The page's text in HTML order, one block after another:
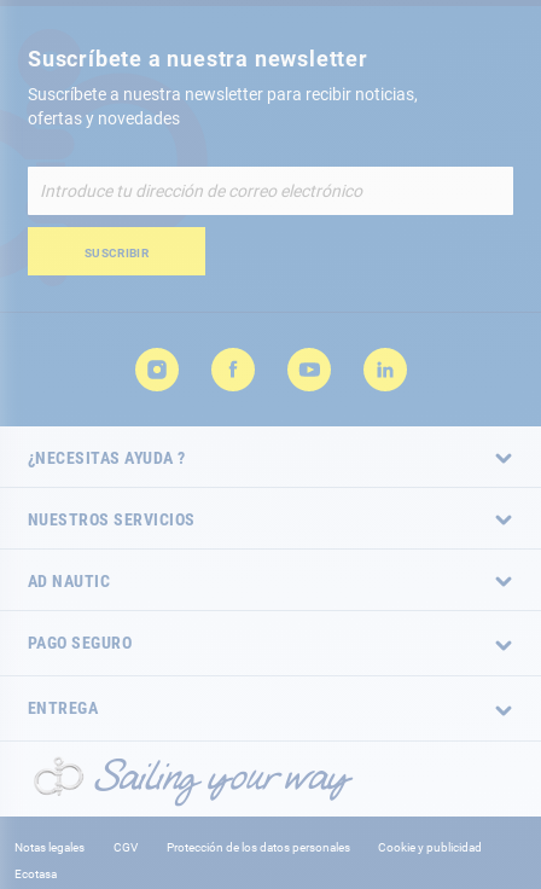
Suscríbete a nuestra newsletter
Suscríbete a nuestra newsletter para recibir noticias,
ofertas y novedades
nuestro
de
SUSCRIBIR
¿NECESITAS AYUDA ?
NUESTROS SERVICIOS
AD NAUTIC
PAGO SEGURO
ENTREGA
Notas legales CGV Protección de los datos personales
Cookie y publicidad
Ecotasa